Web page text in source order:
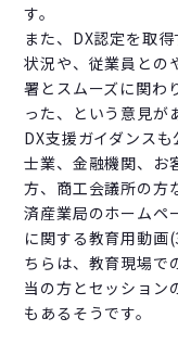
す。
また、DX認定を取
状況や、従業員との
署とスムーズに関わ
った、という意見が
DX支援ガイダンス
士業、金融機関、お
方、商工会議所の方
済産業局のホームペ
に関する教育用動
ちらは、教育現場で
当の方とセッション
もあるそうです。